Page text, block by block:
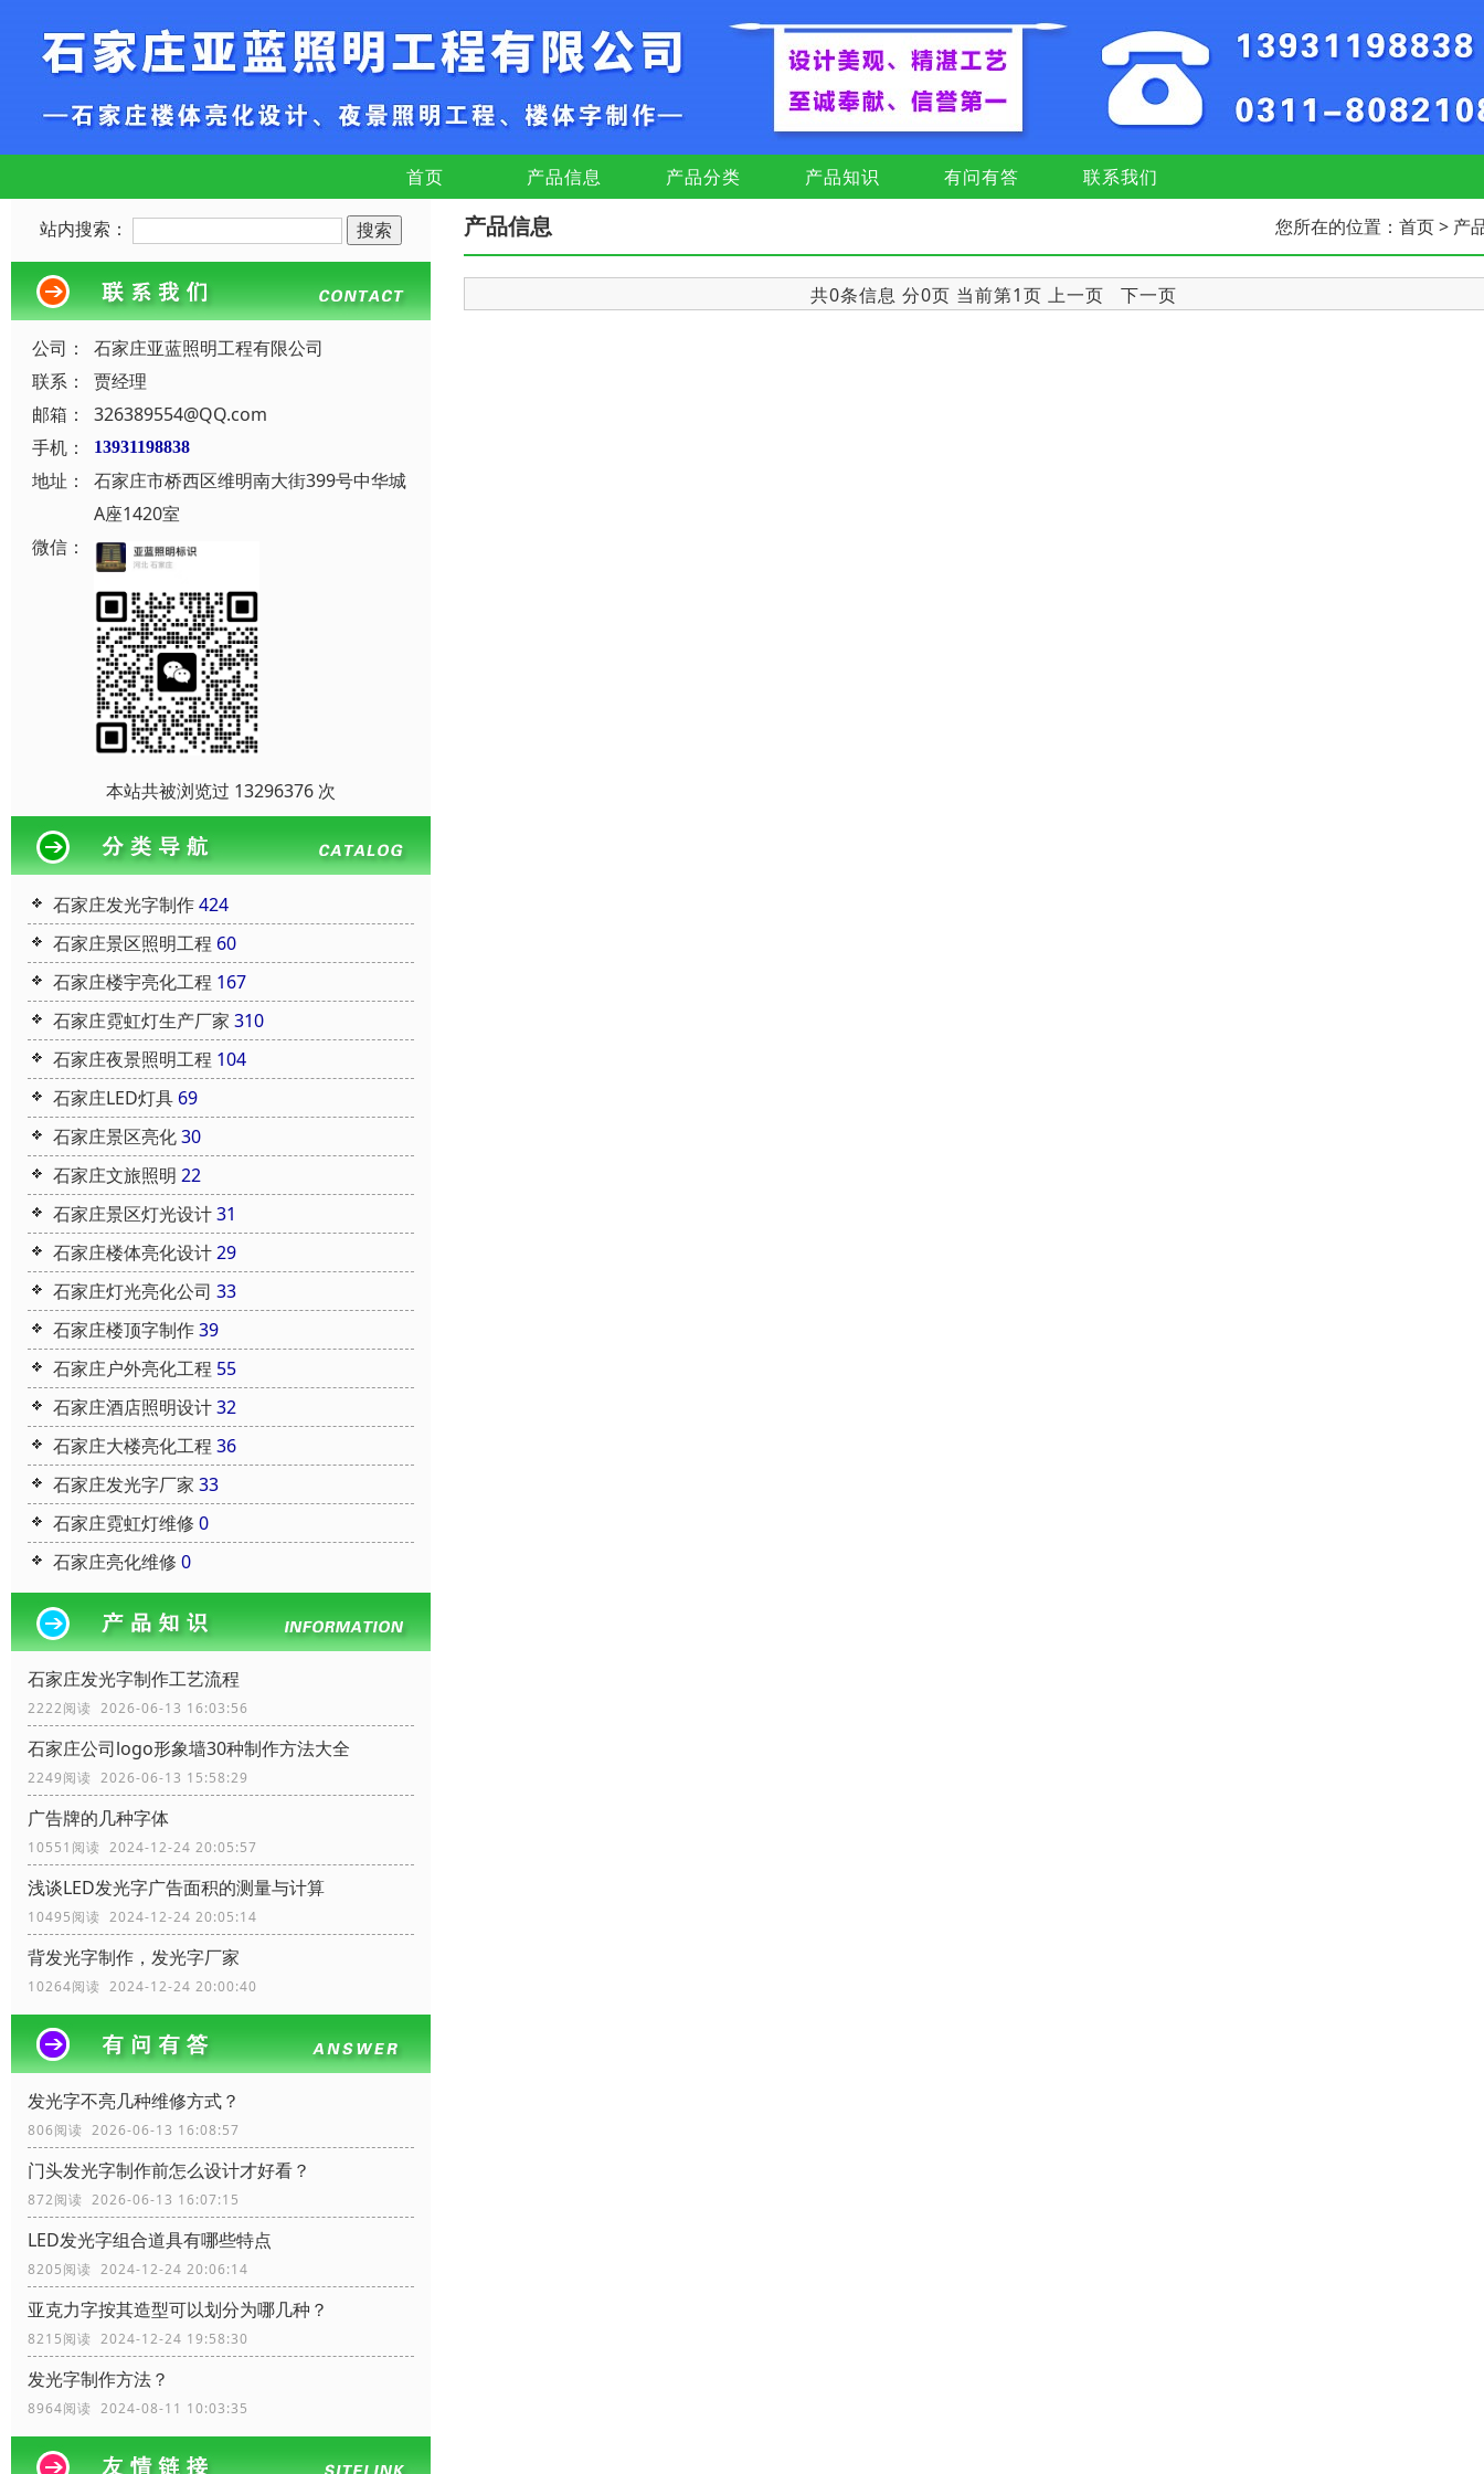
首页 产品信息 产品分类 产品知识 有问有答 联系我们
站内搜索：
公司：
石家庄亚蓝照明工程有限公司
联系：
贾经理
邮箱：
326389554@QQ.com
手机：
13931198838
地址：
石家庄市桥西区维明南大街399号中华城
A座1420室
微信：
本站共被浏览过 13296376 次
石家庄发光字制作424
石家庄景区照明工程 60
石家庄楼宇亮化工程 167
石家庄霓虹灯生产厂家 310
石家庄夜景照明工程 104
石家庄LED灯具 69
石家庄景区亮化30
石家庄文旅照明 22
石家庄景区灯光设计31
石家庄楼体亮化设计29
石家庄灯光亮化公司 33
石家庄楼顶字制作39
石家庄户外亮化工程 55
石家庄酒店照明设计32
石家庄大楼亮化工程 36
石家庄发光字厂家 33
石家庄霓虹灯维修 0
石家庄亮化维修 0
石家庄发光字制作工艺流程
2222阅读 2026-06-13 16:03:56
石家庄公司logo形象墙30种制作方法大全
2249阅读 2026-06-13 15:58:29
广告牌的几种字体
10551阅读 2024-12-24 20:05:57
浅谈LED发光字广告面积的测量与计算
10495阅读 2024-12-24 20:05:14
背发光字制作，发光字厂家
10264阅读 2024-12-24 20:00:40
发光字不亮几种维修方式？
806阅读 2026-06-13 16:08:57
门头发光字制作前怎么设计才好看？
872阅读 2026-06-13 16:07:15
LED发光字组合道具有哪些特点
8205阅读 2024-12-24 20:06:14
亚克力字按其造型可以划分为哪几种？
8215阅读 2024-12-24 19:58:30
发光字制作方法？
8964阅读 2024-08-11 10:03:35
产品信息 您所在的位置： 首页> 产
共0条信息 分0页 当前第1页 上一页 下一页